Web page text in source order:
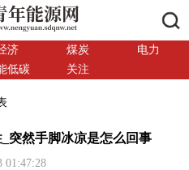
济 煤炭
电力
低碳 关注
突然手脚冰凉是怎么回事